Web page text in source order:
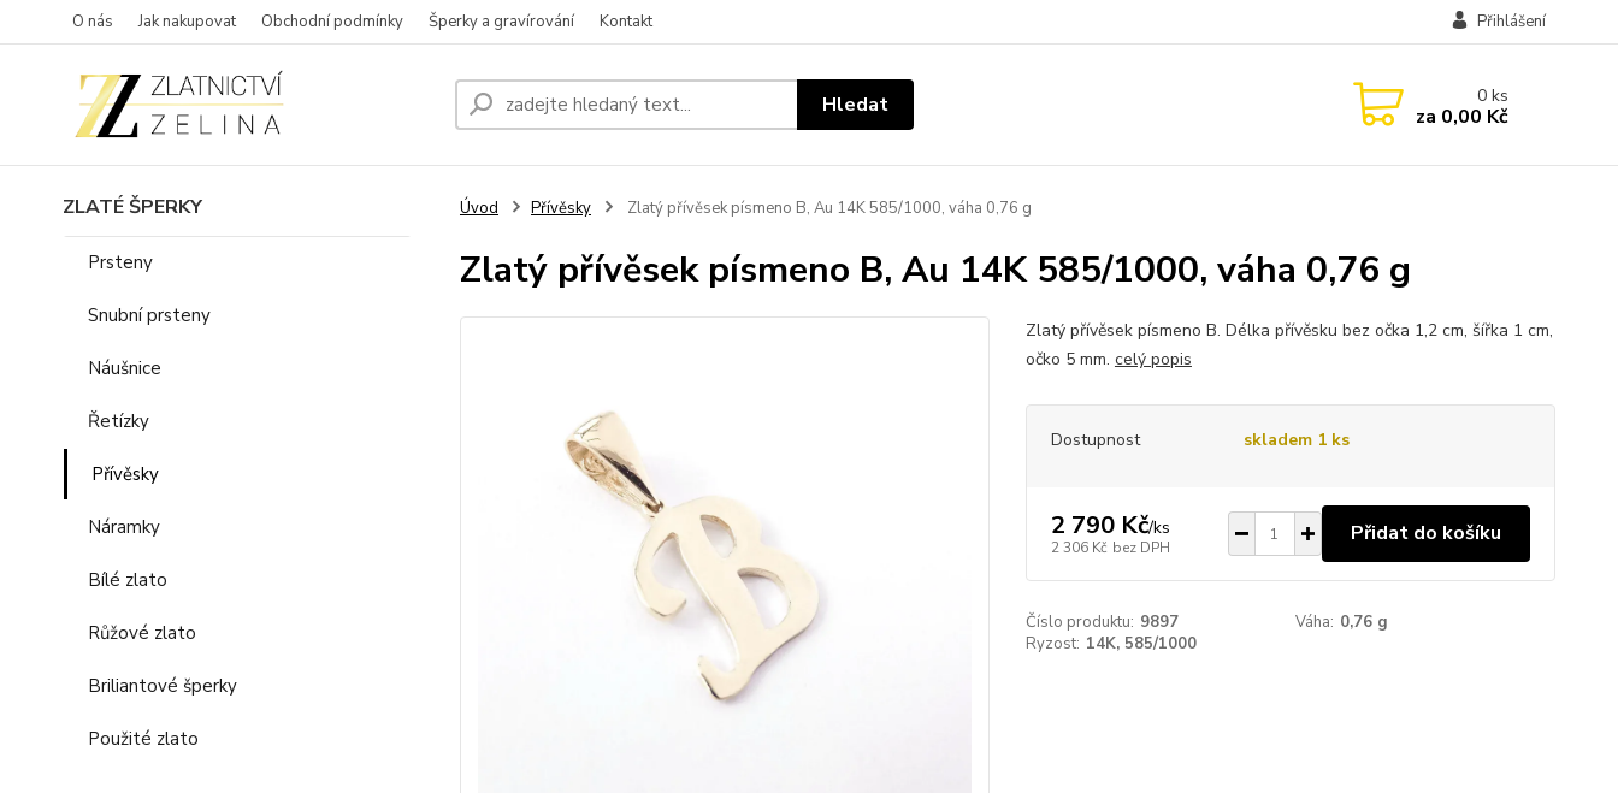
O nás Jak nakupovat Obchodní podmínky Šperky a gravírování Kontakt Přihlášení
Hledat 0ks
za 0,00 Kč
ZLATÉ ŠPERKY
Prsteny
Snubní prsteny
Náušnice
Řetízky
Přívěsky
Náramky
Bílé zlato
Růžové zlato
Briliantové šperky
Použité zlato
Úvod Přívěsky Zlatý přívěsek písmeno B, Au 14K 585/1000, váha 0,76 g
Zlatý přívěsek písmeno B, Au 14K 585/1000, váha 0,76 g
Zlatý přívěsek písmeno B. Délka přívěsku bez očka 1,2 cm, šířka 1 cm,
očko 5 mm. celý popis
Dostupnost skladem 1 ks
2 790 Kč/ks
2 306 Kč bez DPH
Přidat do košíku
Číslo produktu: 9897 Váha: 0,76 g
Ryzost: 14K, 585/1000